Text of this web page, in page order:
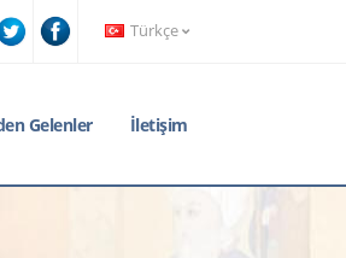
Türkçe
Gelenler İletişim